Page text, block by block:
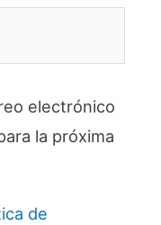
electrónico
la próxima
de